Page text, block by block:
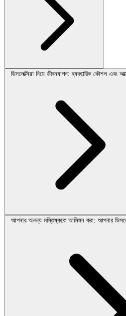
ডিসলেক্সিয়া নিয়ে জীবনযাপন: ব্যবহারিক কৌশল এবং
আপনার অনন্য মস্তিষ্ককে আলিঙ্গন করা: আপনার